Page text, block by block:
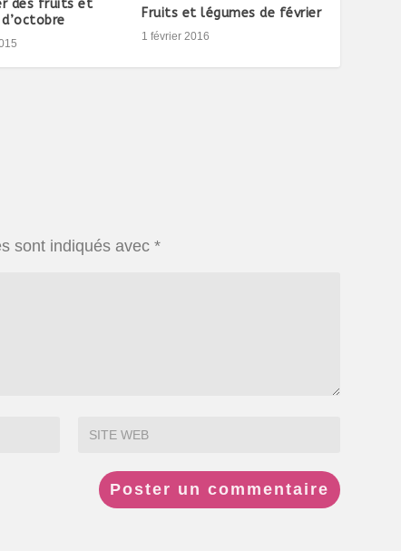
des fruits et
Fruits et légumes de février
1 février 2016
sont indiqués avec *